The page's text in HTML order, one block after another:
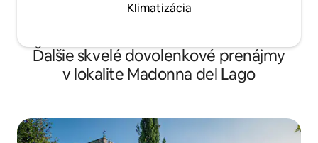
Klimatizácia
Ďalšie skvelé dovolenkové prenájmy
v lokalite Madonna del Lago